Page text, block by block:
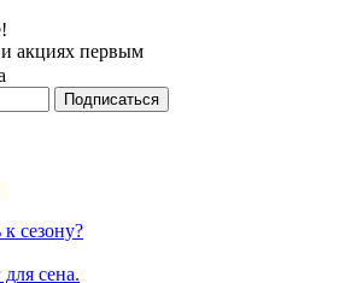
и акциях первым
сезону?
сена.